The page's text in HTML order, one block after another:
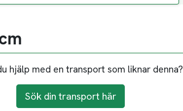
hjälp med en transport som liknar denna?
Sök din transport här